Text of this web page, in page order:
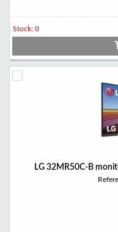
Stock: 0
LG 32MR50C-B